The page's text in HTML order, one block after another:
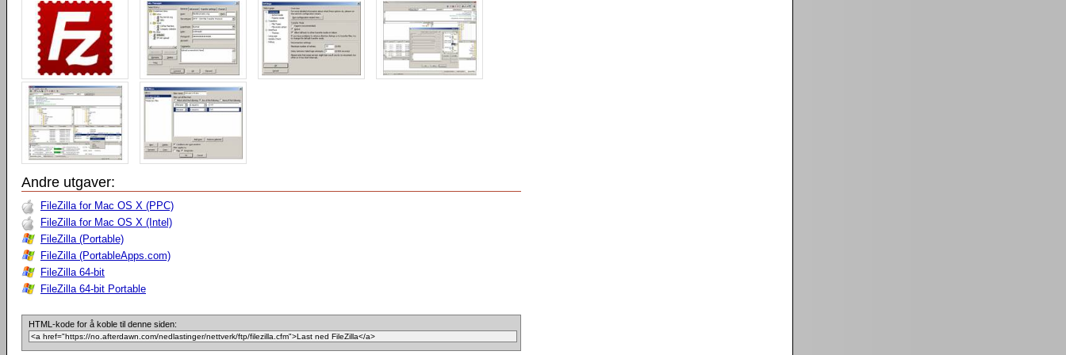
Andre utgaver:
FileZilla for Mac OS X (PPC)
FileZilla for Mac OS X (Intel)
FileZilla (Portable)
FileZilla (PortableApps.com)
FileZilla 64-bit
FileZilla 64-bit Portable
HTML-kode for å koble til denne siden: